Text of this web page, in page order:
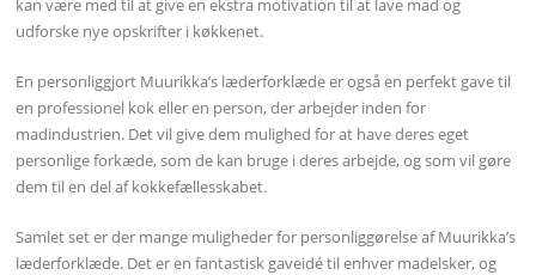
kan være med til at give en ekstra motivation til at lave mad og
udforske nye opskrifter i køkkenet.
En personliggjort Muurikka’s læderforklæde er også en perfekt gave til
en professionel kok eller en person, der arbejder inden for
madindustrien. Det vil give dem mulighed for at have deres eget
personlige forkæde, som de kan bruge i deres arbejde, og som vil gøre
dem til en del af kokkefællesskabet.
Samlet set er der mange muligheder for personliggørelse af Muurikka’s
læderforklæde. Det er en fantastisk gaveidé til enhver madelsker, og